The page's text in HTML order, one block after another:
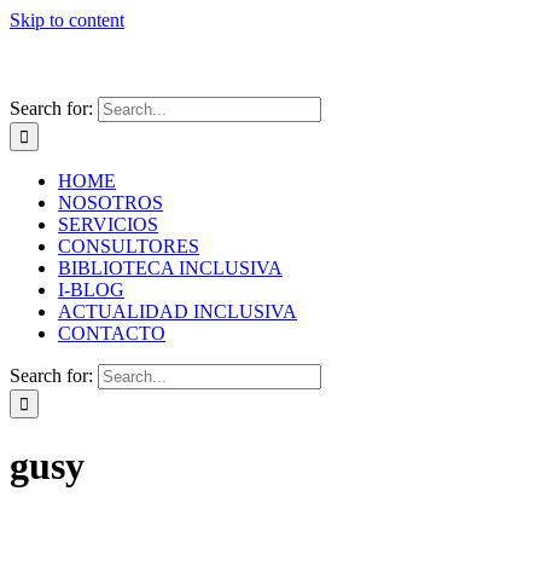
Skip to content
Search for:
HOME
NOSOTROS
SERVICIOS
CONSULTORES
BIBLIOTECA INCLUSIVA
I-BLOG
ACTUALIDAD INCLUSIVA
CONTACTO
Search for:
gusy